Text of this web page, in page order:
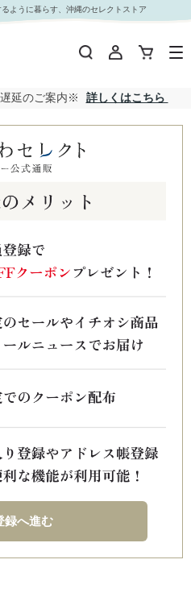
ように暮らす、沖縄のセレクトストア
延のご案内※ 詳しくはこちら
録へ進む